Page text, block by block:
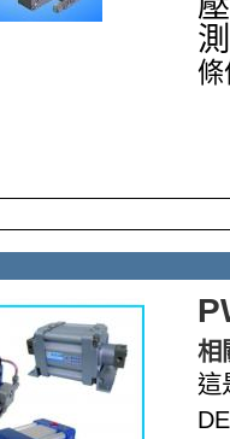
條
相
這